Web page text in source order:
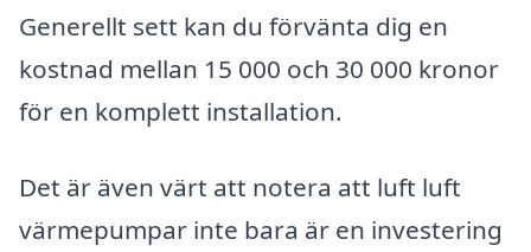
Generellt sett kan du förvänta dig en
kostnad mellan 15 000 och 30 000 kronor
för en komplett installation.
Det är även värt att notera att luft luft
värmepumpar inte bara är en investering